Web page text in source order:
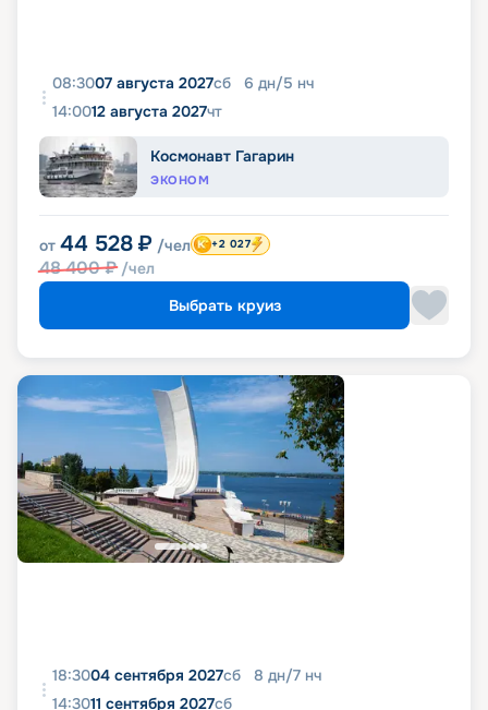
08:3007 августа 2027сб 6 дн/5 нч
14:0012 августа 2027чт
Космонавт Гагарин
ЭКОНОМ
от 44 528 ₽ /чел
48 400₽ /чел
+2 027
Выбрать круиз
18:3004 сентября 2027сб 8 дн/7 нч
14:3011 сентября 2027сб